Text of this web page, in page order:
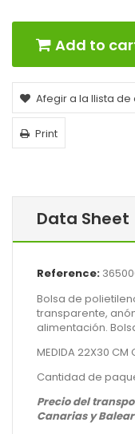
Add to
Afegir a la llista de
Print
Data Sheet
Reference:
Bolsa de
transparente,
alimentación.
MEDIDA 22X30 CM
Cantidad de
Precio del
Canarias y